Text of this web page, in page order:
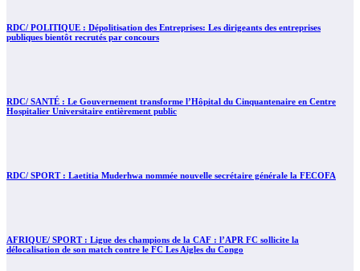
RDC/ POLITIQUE : Dépolitisation des Entreprises: Les dirigeants des entreprises
publiques bientôt recrutés par concours
RDC/ SANTÉ : Le Gouvernement transforme l’Hôpital du Cinquantenaire en Centre
Hospitalier Universitaire entièrement public
RDC/ SPORT : Laetitia Muderhwa nommée nouvelle secrétaire générale la FECOFA
AFRIQUE/ SPORT : Ligue des champions de la CAF : l’APR FC sollicite la
délocalisation de son match contre le FC Les Aigles du Congo